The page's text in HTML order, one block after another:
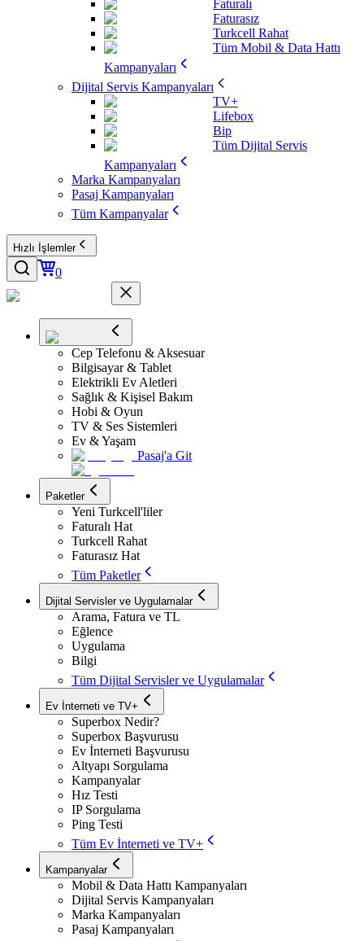
Faturalı
Faturasız
Turkcell Rahat
Tüm Mobil & Data Hattı
Kampanyaları
Dijital Servis Kampanyaları
TV+
Lifebox
Bip
Tüm Dijital Servis
Kampanyaları
Marka Kampanyaları
Pasaj Kampanyaları
Tüm Kampanyalar
Hızlı İşlemler
0
Cep Telefonu & Aksesuar
Bilgisayar & Tablet
Elektrikli Ev Aletleri
Sağlık & Kişisel Bakım
Hobi & Oyun
TV & Ses Sistemleri
Ev & Yaşam
Pasaj'a Git
Paketler
Yeni Turkcell'liler
Faturalı Hat
Turkcell Rahat
Faturasız Hat
Tüm Paketler
Dijital Servisler ve Uygulamalar
Arama, Fatura ve TL
Eğlence
Uygulama
Bilgi
Tüm Dijital Servisler ve Uygulamalar
Ev İnterneti ve TV+
Superbox Nedir?
Superbox Başvurusu
Ev İnterneti Başvurusu
Altyapı Sorgulama
Kampanyalar
Hız Testi
IP Sorgulama
Ping Testi
Tüm Ev İnterneti ve TV+
Kampanyalar
Mobil & Data Hattı Kampanyaları
Dijital Servis Kampanyaları
Marka Kampanyaları
Pasaj Kampanyaları